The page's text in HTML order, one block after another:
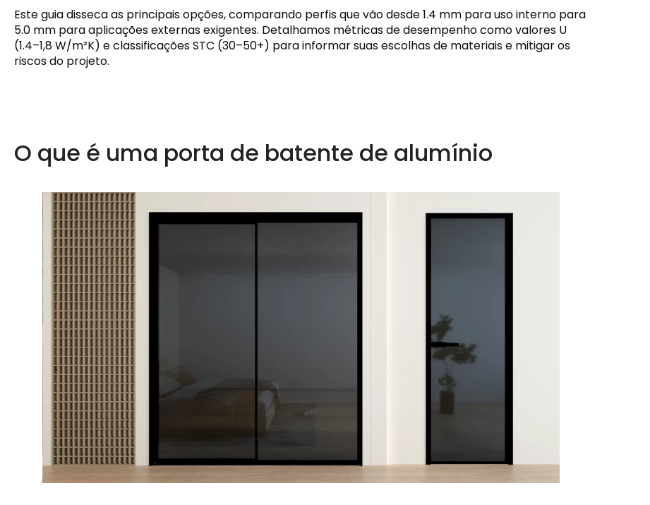
Este guia disseca as principais opções, comparando perfis que vão desde 1.4 mm para uso interno para
5.0 mm para aplicações externas exigentes. Detalhamos métricas de desempenho como valores U
(1.4–1,8 W/m²K) e classificações STC (30–50+) para informar suas escolhas de materiais e mitigar os
riscos do projeto.
O que é uma porta de batente de alumínio